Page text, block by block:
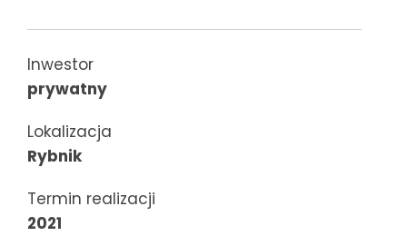
Inwestor
prywatny
Lokalizacja
Rybnik
Termin realizacji
2021